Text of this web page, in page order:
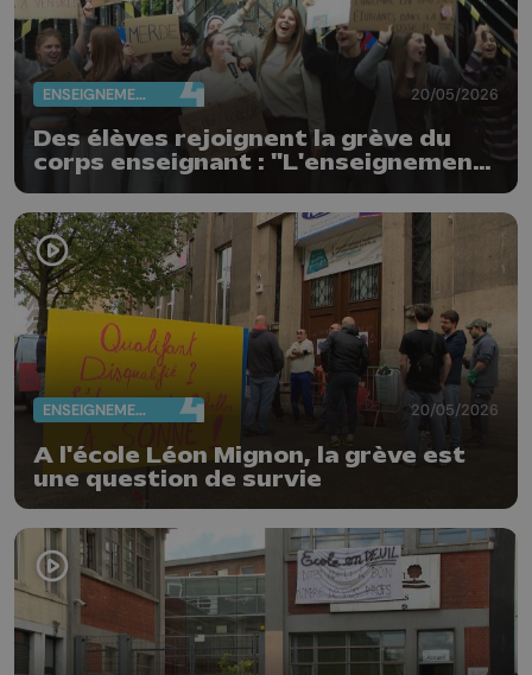
ENSEIGNEMENT 20/05/2026
Des élèves rejoignent la grève du
corps enseignant : "L'enseignement
ENSEIGNEMENT 20/05/2026
A l'école Léon Mignon, la grève est
une question de survie